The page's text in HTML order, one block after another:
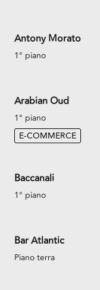
Antony Morato
1° piano
Arabian Oud
1° piano
E-COMMERCE
Baccanali
1° piano
Bar Atlantic
Piano terra